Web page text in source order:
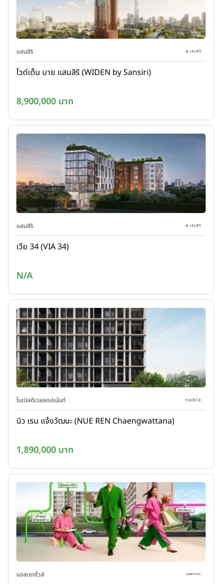
แสนสิริ
ไวด์เด็น บาย แสนสิริ (WIDEN by Sansiri)
8,900,000 บาท
แสนสิริ
เวีย 34 (VIA 34)
N/A
โนเบิลดีเวลลอปเม้นท์
นิว เรน แจ้งวัฒนะ (NUE REN Chaengwattana)
1,890,000 บาท
แอสเซทไวส์